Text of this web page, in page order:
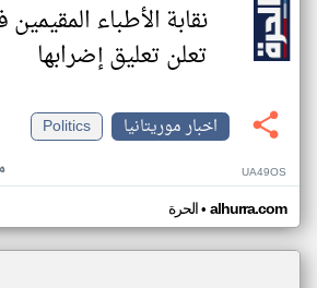
نقابة الأطباء
تعلن تعليق إضرابها
اخبار موريتانيا
Politics
UA49OS
الحرة• alhurra.com